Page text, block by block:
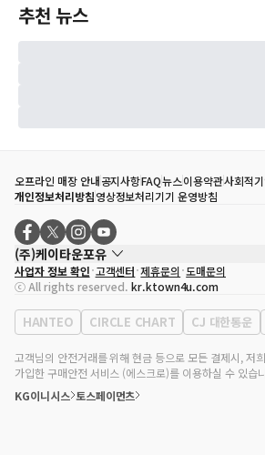
추천 뉴스
오프라인 매장 안내공지사항FAQ뉴스이용약관사회적
개인정보처리방침영상정보처리기기 운영방침
(주)케이타운포유
대표자
송효민
사업자등록번호
120-87-71116
통신판매업 신고번호 제2011-서울강남-02223
대표전화
02-552-9855
사업자 정보 확인 고객센터 제휴문의 도매문의
ⓒ All rights reserved. kr.ktown4u.com
HANTEO CIRCLE CHART CJ 대한통운
고객님의 안전거래를 위해 현금 등으로 모든 결제시, 저
가입한 구매안전 서비스 (에스크로)를 이용하실 수 있습
KG이니시스 토스페이먼츠